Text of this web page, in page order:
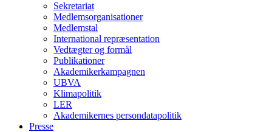
Sekretariat
Medlemsorganisationer
Medlemstal
International repræsentation
Vedtægter og formål
Publikationer
Akademikerkampagnen
UBVA
Klimapolitik
LER
Akademikernes persondatapolitik
Presse